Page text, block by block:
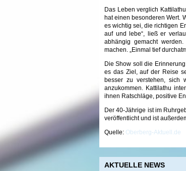
Das Leben verglich
hat einen besonderen Wert.
es wichtig sei, die richtigen
auf und lebe“, ließ er
abhängig gemacht
machen. „Einmal tief
Die Show soll die
es das Ziel, auf der Reise
besser zu verstehen,
anzukommen. Kattilathu
ihnen Ratschläge, positive
Der 40-Jährige ist im
veröffentlicht und ist
Quelle: Oberberg-Aktuell.de
AKTUELLE NEWS